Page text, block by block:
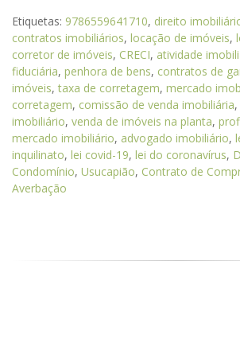
Etiquetas: 9786559641710, direito
contratos imobiliários, locação de imóveis,
corretor de imóveis, CRECI, atividade
fiduciária, penhora de bens, contratos de
imóveis,taxa de corretagem, mercado
corretagem, comissão de venda imobiliária,
imobiliário, venda de imóveis na planta,
mercado imobiliário, advogado imobiliário,
inquilinato, lei covid-19, lei do coronavírus,
Condomínio, Usucapião, Contrato de
Averbação